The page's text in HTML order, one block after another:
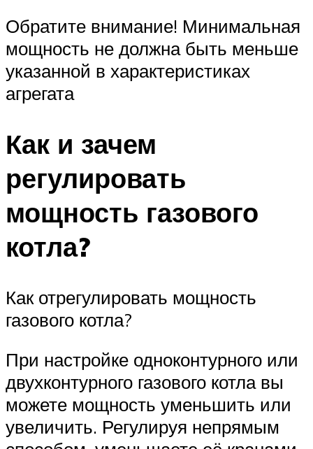
Обратите внимание! Минимальная
мощность не должна быть меньше
указанной в характеристиках
агрегата
Как и зачем
регулировать
мощность газового
котла?
Как отрегулировать мощность
газового котла?
При настройке одноконтурного или
двухконтурного газового котла вы
можете мощность уменьшить или
увеличить. Регулируя непрямым